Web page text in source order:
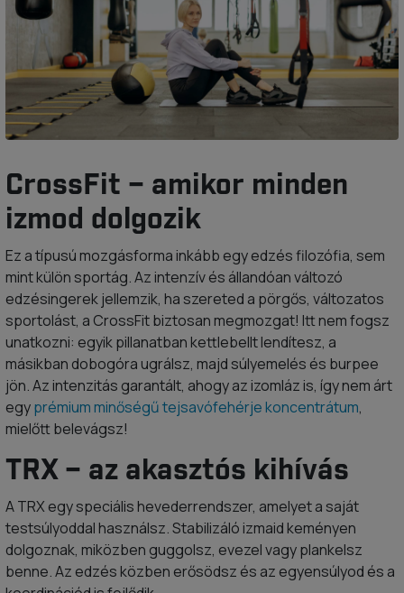
CrossFit – amikor minden
izmod dolgozik
Ez a típusú mozgásforma inkább egy edzés filozófia, sem
mint külön sportág. Az intenzív és állandóan változó
edzésingerek jellemzik, ha szereted a pörgős, változatos
sportolást, a CrossFit biztosan megmozgat! Itt nem fogsz
unatkozni: egyik pillanatban kettlebellt lendítesz, a
másikban dobogóra ugrálsz, majd súlyemelés és burpee
jön. Az intenzitás garantált, ahogy az izomláz is, így nem árt
egyprémium minőségű tejsavófehérje koncentrátum,
mielőtt belevágsz!
TRX – az akasztós kihívás
A TRX egy speciális hevederrendszer, amelyet a saját
testsúlyoddal használsz. Stabilizáló izmaid keményen
dolgoznak, miközben guggolsz, evezel vagy plankelsz
benne. Az edzés közben erősödsz és az egyensúlyod és a